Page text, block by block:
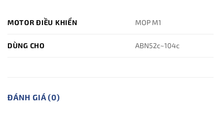
MOTOR ĐIỀU KHIỂN MOP M1
DÙNG CHO ABN52c~104c
ĐÁNH GIÁ (0)